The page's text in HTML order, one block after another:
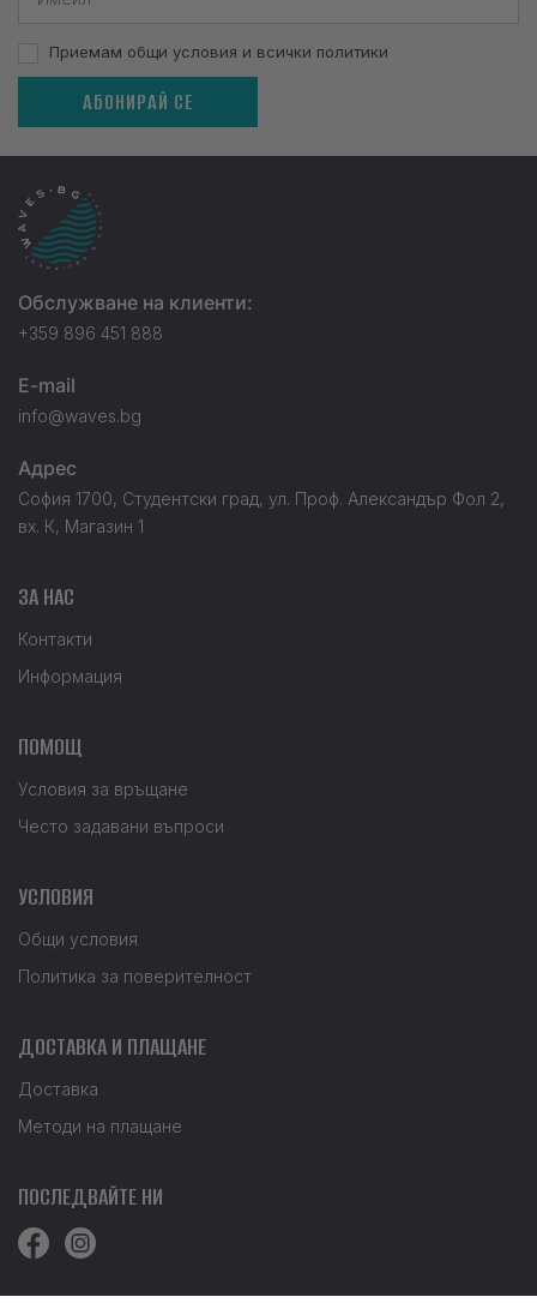
Приемам общи условия и всички политики
АБОНИРАЙ СЕ
Обслужване на клиенти:
+359 896 451 888
E-mail
info@waves.bg
Адрес
София 1700, Студентски град, ул. Проф. Александър Фол 2,
вх. К, Магазин 1
ЗА НАС
Контакти
Информация
ПОМОЩ
Условия за връщане
Често задавани въпроси
УСЛОВИЯ
Общи условия
Политика за поверителност
ДОСТАВКА И ПЛАЩАНЕ
Доставка
Методи на плащане
ПОСЛЕДВАЙТЕ НИ